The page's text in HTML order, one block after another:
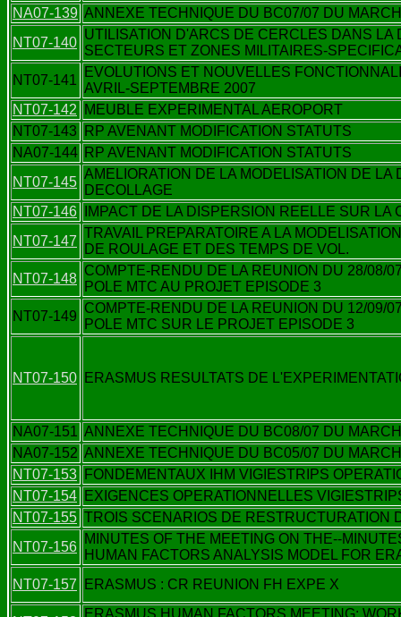
NA07-139 ANNEXE TECHNIQUE DU BC07/07 DU
NT07-140
UTILISATION D'ARCS DE CERCLES DANS LA
SECTEURS ET ZONES MILITAIRES-
NT07-141
EVOLUTIONS ET NOUVELLES
AVRIL-SEPTEMBRE 2007
NT07-142
MEUBLE EXPERIMENTAL AEROPORT
NT07-143
RP AVENANT MODIFICATION STATUTS
NA07-144 RP AVENANT MODIFICATION STATUTS
NT07-145
AMELIORATION DE LA MODELISATION DE
DECOLLAGE
NT07-146
IMPACT DE LA DISPERSION REELLE SUR LA
NT07-147
TRAVAIL PREPARATOIRE A LA
DE ROULAGE ET DES TEMPS DE VOL.
NT07-148
COMPTE-RENDU DE LA REUNION DU 28/08/
POLE MTC AU PROJET EPISODE 3
NT07-149
COMPTE-RENDU DE LA REUNION DU 12/09/
POLE MTC SUR LE PROJET EPISODE 3
NT07-150 ERASMUS RESULTATS DE
NA07-151 ANNEXE TECHNIQUE DU BC08/07 DU
NA07-152 ANNEXE TECHNIQUE DU BC05/07 DU
NT07-153 FONDEMENTAUX IHM VIGIESTRIPS
NT07-154 EXIGENCES OPERATIONNELLES
NT07-155 TROIS SCENARIOS DE RESTRUCTURATION
NT07-156
MINUTES OF THE MEETING ON THE--
HUMAN FACTORS ANALYSIS MODEL FOR
NT07-157
ERASMUS : CR REUNION FH EXPE X
ERASMUS HUMAN FACTORS MEETING: